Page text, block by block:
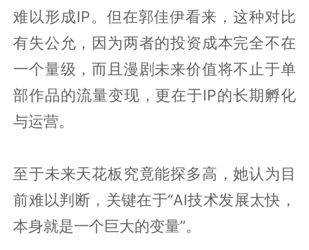
难以形成IP。但在郭佳伊看来，这种对比
有失公允，因为两者的投资成本完全不在
一个量级，而且漫剧未来价值将不止于单
部作品的流量变现，更在于IP的长期孵化
与运营。
至于未来天花板究竟能探多高，她认为目
前难以判断，关键在于“AI技术发展太快，
本身就是一个巨大的变量”。